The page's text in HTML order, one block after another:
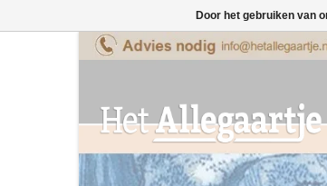
Door het gebruiken van